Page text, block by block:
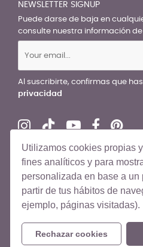
Utilizamos cookies propias
fines analíticos y para
personalizada en base a un
partir de tus hábitos de
ejemplo, páginas visitadas).
Rechazar cookies
NEWSLETTER SIGNUP
Puede darse de baja en
consulte nuestra información
Al suscribirte, confirmas que
privacidad
© El Recién Nacido 2026. Todos